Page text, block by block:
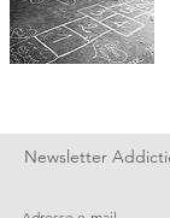
Newsletter